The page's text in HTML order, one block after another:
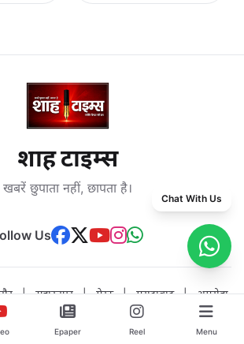
शाह टाइम्स
खबरें छुपाता नहीं, छापता है।
Us
| सहारनपुर | मेरठ | मुरादाबाद | अमरोहा
Breaking News, Politics, Sports, Crime,
Epaper Reel Menu
Chat With Us